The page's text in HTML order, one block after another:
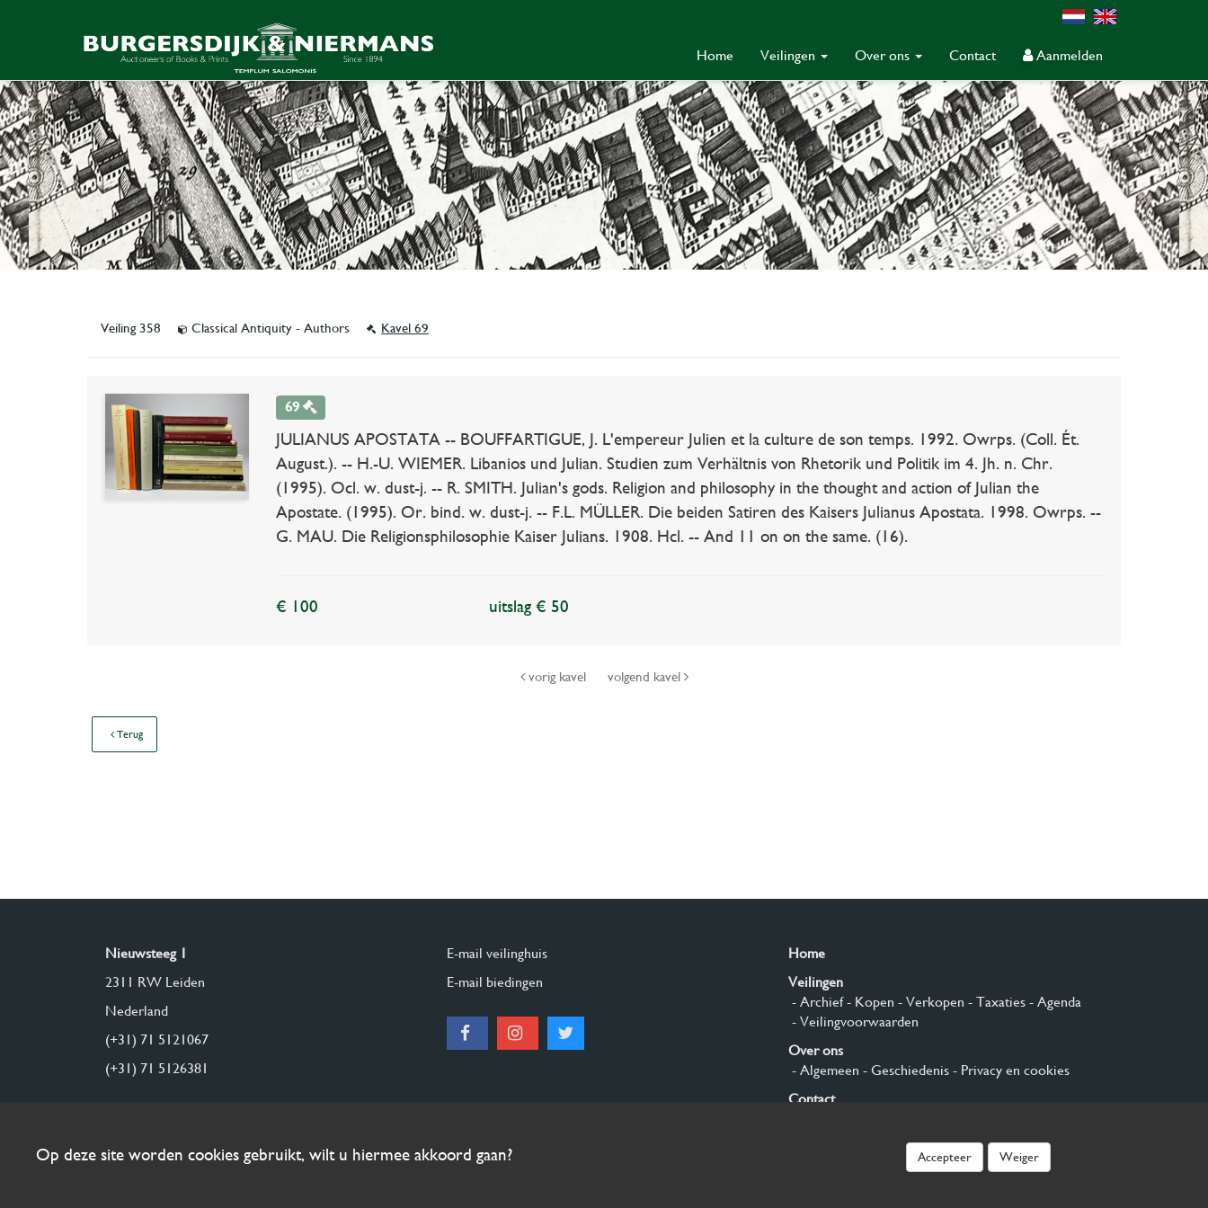
Home Veilingen Over ons Contact Aanmelden
Veiling 358 Classical Antiquity - Authors Kavel 69
69
JULIANUS APOSTATA -- BOUFFARTIGUE, J. L'empereur Julien et la culture de son temps. 1992. Owrps. (Coll. Ét.
August.). -- H.-U. WIEMER. Libanios und Julian. Studien zum Verhältnis von Rhetorik und Politik im 4. Jh. n. Chr.
(1995). Ocl. w. dust-j. -- R. SMITH. Julian's gods. Religion and philosophy in the thought and action of Julian the
Apostate. (1995). Or. bind. w. dust-j. -- F.L. MÜLLER. Die beiden Satiren des Kaisers Julianus Apostata. 1998. Owrps. --
G. MAU. Die Religionsphilosophie Kaiser Julians. 1908. Hcl. -- And 11 on on the same. (16).
€ 100 uitslag € 50
vorig kavel volgend kavel
Terug
Nieuwsteeg 1
2311 RW Leiden
Nederland
(+31) 71 5121067
(+31) 71 5126381
E-mail veilinghuis
E-mail biedingen
Home
Veilingen
- Archief- Kopen - Verkopen - Taxaties- Agenda
- Veilingvoorwaarden
Over ons
- Algemeen - Geschiedenis- Privacy en cookies
Contact
Op deze site worden cookies gebruikt, wilt u hiermee akkoord gaan? Accepteer Weiger